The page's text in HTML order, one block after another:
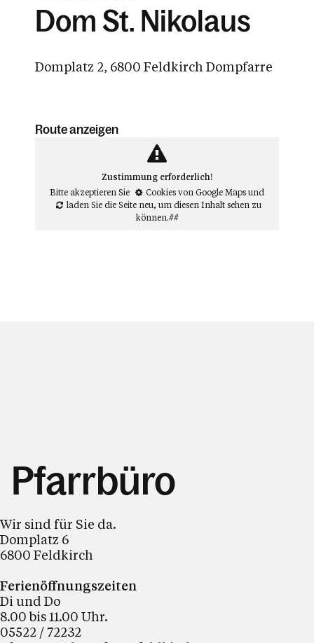
Dom St. Nikolaus
Domplatz 2, 6800 Feldkirch Dompfarre
Route anzeigen
Zustimmung erforderlich!
Bitte akzeptieren Sie
Cookies von Google Mapsund
laden Sie die Seite neu, um diesen Inhalt sehen zu
können.##
Pfarrbüro
Wir sind für Sie da.
Domplatz 6
6800 Feldkirch
Ferienöffnungszeiten
Di und Do
8.00 bis 11.00 Uhr.
05522 / 72232